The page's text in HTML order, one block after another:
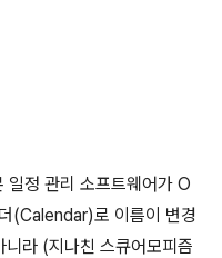
정 관리 소프트웨어가 O
(Calendar)로 이름이 변경
라 (지나친 스큐어모피즘